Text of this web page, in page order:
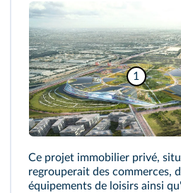
1
Ce projet immobilier privé,
regrouperait des commerces,
équipements de loisirs ainsi